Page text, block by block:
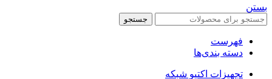
بستن
جستجو
فهرست
دسته بندی‌ها
تجهیزات اکتیو شبکه